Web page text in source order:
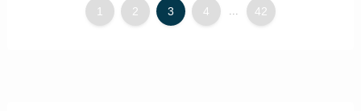
1 2 3 4 42